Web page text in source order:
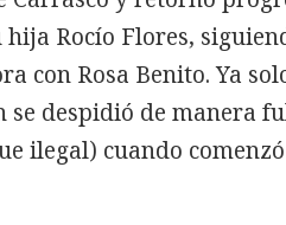
Rocío Flores,
con Rosa Benito. Ya
se despidió de manera
ilegal) cuando